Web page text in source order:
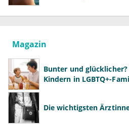
Magazin
Bunter und
Kindern in LGBTQ+-
Die wichtigsten